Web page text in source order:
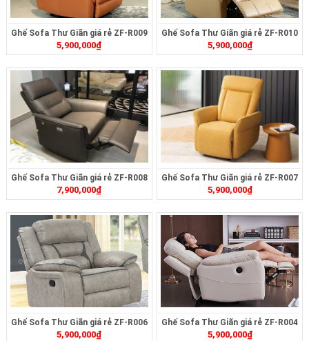
Ghế Sofa Thư Giãn giá rẻ ZF-R009
5,900,000₫
Ghế Sofa Thư Giãn giá rẻ ZF-R010
5,900,000₫
Ghế Sofa Thư Giãn giá rẻ ZF-R008
7,900,000₫
Ghế Sofa Thư Giãn giá rẻ ZF-R007
5,900,000₫
Ghế Sofa Thư Giãn giá rẻ ZF-R006
5,900,000₫
Ghế Sofa Thư Giãn giá rẻ ZF-R004
5,900,000₫